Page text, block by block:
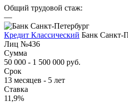
Общий трудовой стаж:
—
Кредит Классический Банк Санкт-
Лиц №436
Сумма
50 000 - 1 500 000 руб.
Срок
13 месяцев - 5 лет
Ставка
11,9%